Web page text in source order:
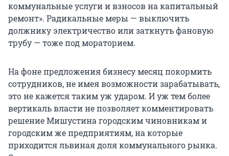
коммунальные услуги и взносов на капитальный
ремонт». Радикальные меры — выключить
должнику электричество или заткнуть фановую
трубу — тоже под мораторием.
На фоне предложения бизнесу месяц покормить
сотрудников, не имея возможности зарабатывать,
это не кажется таким уж ударом. И уж тем более
вертикаль власти не позволяет комментировать
решение Мишустина городским чиновникам и
городским же предприятиям, на которые
приходится львиная доля коммунального рынка.